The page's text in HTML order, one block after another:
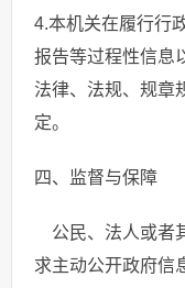
4.本机关在履行行
报告等过程性信息
法律、法规、规章
定。
四、监督与保障
公民、法人或者
求主动公开政府信